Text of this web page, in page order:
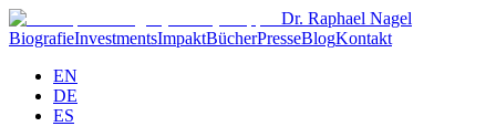
Dr. Raphael Nagel
BiografieInvestmentsImpaktBücherPresseBlogKontakt
EN
DE
ES